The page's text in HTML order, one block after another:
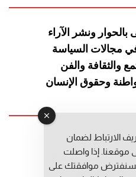
بالحوار ونشر الآراء
في مجالات السياسة
والثقافة والفن
وحقوق الإنسان
الرحيم التوراني
المعطي قبال
فاطمة حوحو
الارتباط لضمان
موقعنا. إذا واصلت
موافقتك على